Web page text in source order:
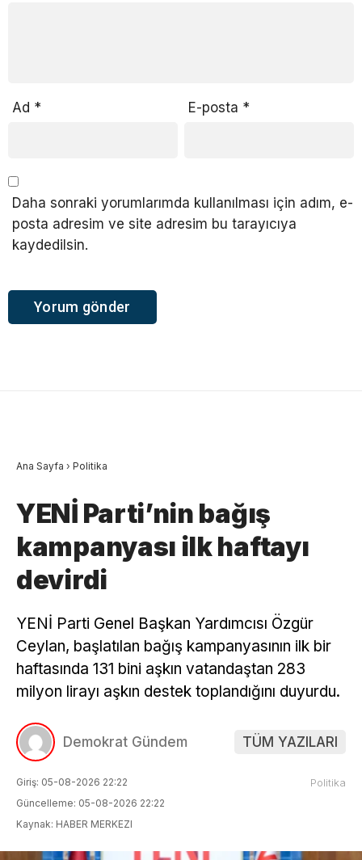
Ad * E-posta *
Daha sonraki yorumlarımda kullanılması için adım, e-
posta adresim ve site adresim bu tarayıcıya
kaydedilsin.
Ana Sayfa › Politika
YENİ Parti’nin bağış
kampanyası ilk haftayı
devirdi
YENİ Parti Genel Başkan Yardımcısı Özgür
Ceylan, başlatılan bağış kampanyasının ilk bir
haftasında 131 bini aşkın vatandaştan 283
milyon lirayı aşkın destek toplandığını duyurdu.
Demokrat Gündem TÜM YAZILARI
Giriş: 05-08-2026 22:22
Güncelleme: 05-08-2026 22:22
Kaynak: HABER MERKEZI
Politika